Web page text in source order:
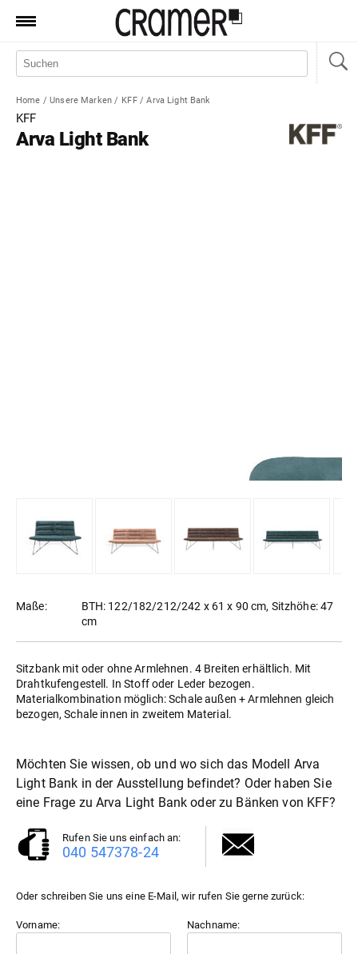
Produkte
Manufaktur
Aktionen
Home / Unsere Marken / KFF/ Arva Light Bank
KFF
Arva Light Bank
Maße:
BTH: 122/182/212/242 x 61 x 90 cm, Sitzhöhe: 47
cm
Sitzbank mit oder ohne Armlehnen. 4 Breiten erhältlich. Mit
Drahtkufengestell. In Stoff oder Leder bezogen.
Materialkombination möglich: Schale außen + Armlehnen gleich
bezogen, Schale innen in zweitem Material.
Möchten Sie wissen, ob und wo sich das Modell Arva
Light Bank in der Ausstellung befindet? Oder haben Sie
eine Frage zu Arva Light Bank oder zu Bänke von KFF?
Rufen Sie uns einfach an:
040 547378-24
Oder schreiben Sie uns eine E-Mail, wir rufen Sie gerne zurück:
Vorname: Nachname: